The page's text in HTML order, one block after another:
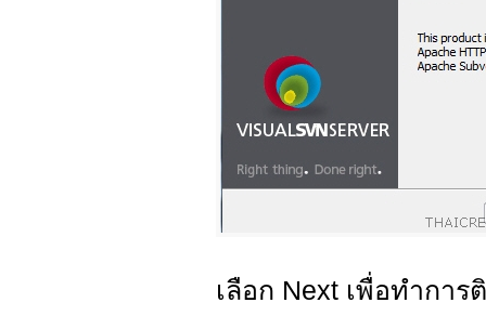
เลือก Next เพื่อทำการ